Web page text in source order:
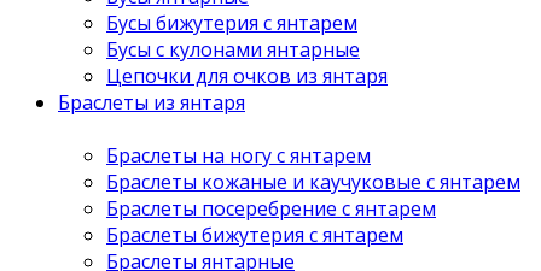
Бусы бижутерия с янтарем
Бусы с кулонами янтарные
Цепочки для очков из янтаря
Браслеты из янтаря
Браслеты на ногу с янтарем
Браслеты кожаные и каучуковые с янтарем
Браслеты посеребрение с янтарем
Браслеты бижутерия с янтарем
Браслеты янтарные